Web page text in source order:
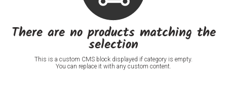
There are no products matching the
selection
This is a custom CMS block displayed if category is empty.
You can replace it with any custom content.